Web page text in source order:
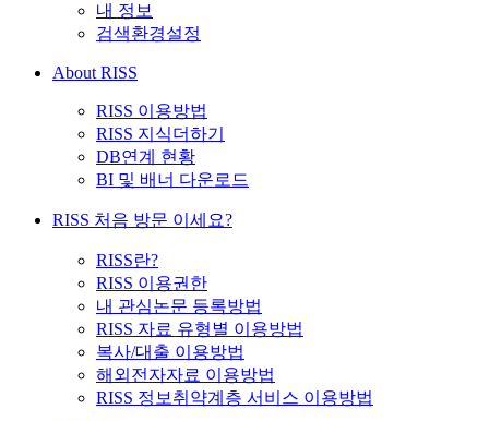
내 정보
검색환경설정
About RISS
RISS 이용방법
RISS 지식더하기
DB연계 현황
BI 및 배너 다운로드
RISS 처음 방문 이세요?
RISS란?
RISS 이용권한
내 관심논문 등록방법
RISS 자료 유형별 이용방법
복사/대출 이용방법
해외전자자료 이용방법
RISS 정보취약계층 서비스 이용방법